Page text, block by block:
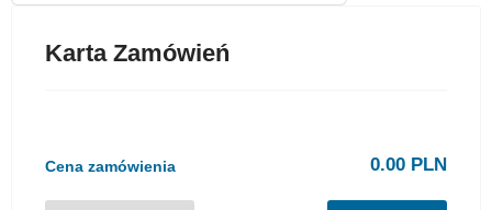
Karta Zamówień
Cena zamówienia 0.00 PLN